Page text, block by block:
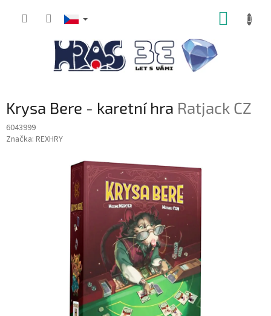
Krysa Bere - karetní hra Ratjack CZ
6043999
Značka: REXHRY